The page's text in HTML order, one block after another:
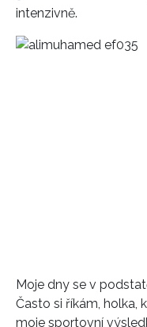
intenzivně.
Moje dny se v
Často si říkám, holka,
moje sportovní